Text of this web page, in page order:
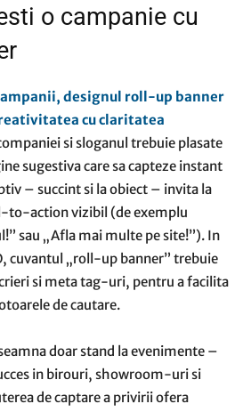
o campanie cu
designul roll-up banner
cu claritatea
si sloganul trebuie plasate
sugestiva care sa capteze instant
– succint si la obiect – invita la
to-action vizibil (de exemplu
sau „Afla mai multe pe site!”). In
cuvantul „roll-up banner” trebuie
si meta tag-uri, pentru a facilita
de cautare.
doar stand la evenimente –
in birouri, showroom-uri si
de captare a privirii ofera